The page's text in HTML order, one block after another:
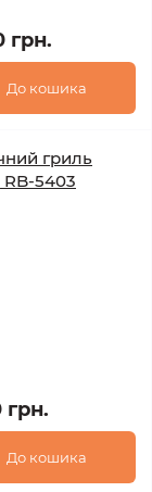
грн.
До кошика
гриль
5403
грн.
До кошика